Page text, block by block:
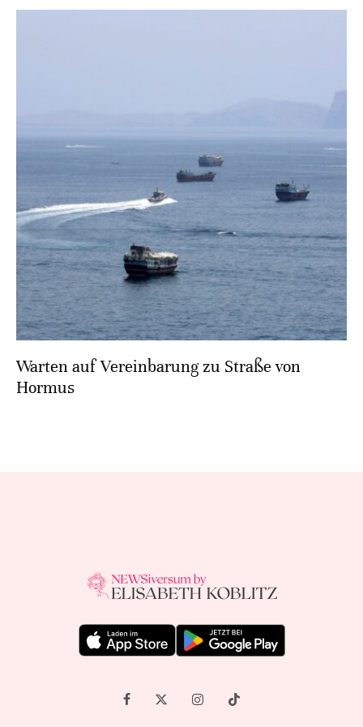
Warten auf Vereinbarung zu Straße von
Hormus